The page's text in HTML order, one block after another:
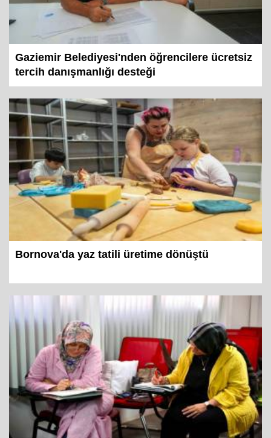
Gaziemir Belediyesi'nden öğrencilere ücretsiz
tercih danışmanlığı desteği
Bornova'da yaz tatili üretime dönüştü